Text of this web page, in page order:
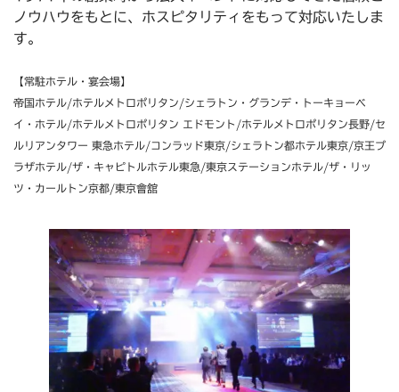
ノウハウをもとに、ホスピタリティをもって対応いたしま
す。
【常駐ホテル・宴会場】
帝国ホテル/ホテルメトロポリタン/シェラトン・グランデ・トーキョーベ
イ・ホテル/ホテルメトロポリタン エドモント/ホテルメトロポリタン長野/セ
ルリアンタワー 東急ホテル/コンラッド東京/シェラトン都ホテル東京/京王プ
ラザホテル/ザ・キャピトルホテル東急/東京ステーションホテル/ザ・リッ
ツ・カールトン京都/東京會舘